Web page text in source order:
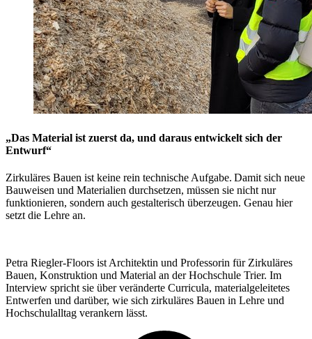
„Das Material ist zuerst da, und daraus entwickelt sich der
Entwurf“
Zirkuläres Bauen ist keine rein technische Aufgabe. Damit sich neue
Bauweisen und Materialien durchsetzen, müssen sie nicht nur
funktionieren, sondern auch gestalterisch überzeugen. Genau hier
setzt die Lehre an.
Petra Riegler-Floors ist Architektin und Professorin für Zirkuläres
Bauen, Konstruktion und Material an der Hochschule Trier. Im
Interview spricht sie über veränderte Curricula, materialgeleitetes
Entwerfen und darüber, wie sich zirkuläres Bauen in Lehre und
Hochschulalltag verankern lässt.